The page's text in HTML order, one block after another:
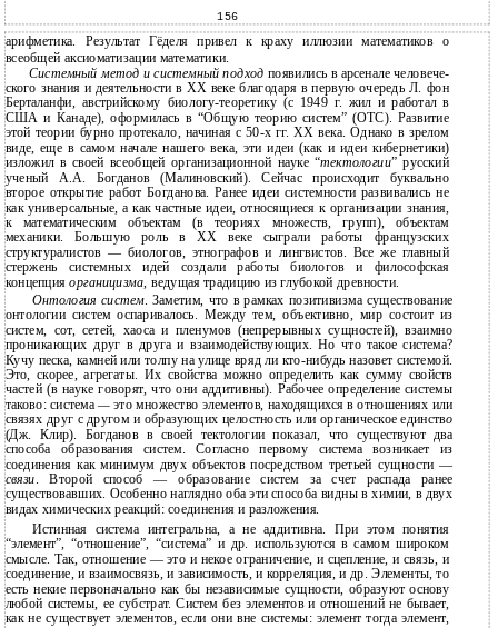
156
арифметика. Результат Гёделя привел к краху иллюзии математиков о
всеобщей аксиоматизации математики.
Системный метод и системный подход появились в арсенале человече-
ского знания и деятельности в XX веке благодаря в первую очередь Л. фон
Берталанфи, австрийскому биологу-теоретику (с 1949 г. жил и работал в
США и Канаде), оформилась в “Общую теорию систем” (ОТС). Развитие
этой теории бурно протекало, начиная с 50-х гг. XX века. Однако в зрелом
виде, еще в самом начале нашего века, эти идеи (как и идеи кибернетики)
изложил в своей всеобщей организационной науке “тектологии” русский
ученый А.А. Богданов (Малиновский). Сейчас происходит буквально
второе открытие работ Богданова. Ранее идеи системности развивались не
как универсальные, а как частные идеи, относящиеся к организации знания,
к математическим объектам (в теориях множеств, групп), объектам
механики. Большую роль в XX веке сыграли работы французских
структуралистов — биологов, этнографов и лингвистов. Все же главный
стержень системных идей создали работы биологов и философская
концепцияорганицизма, ведущая традицию из глубокой древности.
Онтология систем. Заметим, что в рамках позитивизма существование
онтологии систем оспаривалось. Между тем, объективно, мир состоит из
систем, сот, сетей, хаоса и пленумов (непрерывных сущностей), взаимно
проникающих друг в друга и взаимодействующих. Но что такое система?
Кучу песка, камней или толпу на улице вряд ли кто-нибудь назовет системой.
Это, скорее, агрегаты. Их свойства можно определить как сумму свойств
частей (в науке говорят, что они аддитивны). Рабочее определение системы
таково: система—это множество элементов, находящихся в отношениях или
связях друг с другом и образующих целостность или органическое единство
(Дж. Клир). Богданов в своей тектологии показал, что существуют два
способа образования систем. Согласно первому система возникает из
соединения как минимум двух объектов посредством третьей сущности —
связи. Второй способ — образование систем за счет распада ранее
существовавших. Особенно наглядно оба эти способа видны в химии, в двух
видах химических реакций: соединения и разложения.
Истинная система интегральна, а не аддитивна. При этом понятия
“элемент”, “отношение”, “система” и др. используются в самом широком
смысле. Так, отношение — это и некое ограничение, и сцепление, и связь, и
соединение, и взаимосвязь, и зависимость, и корреляция, и др. Элементы, то
есть некие первоначально как бы независимые сущности, образуют основу
любой системы, ее субстрат. Систем без элементов и отношений не бывает,
как не существует элементов, если они вне системы: элемент тогда элемент,